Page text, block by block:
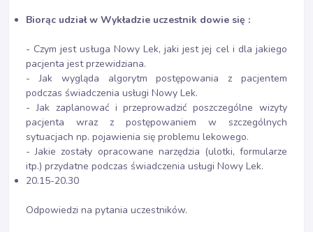
Biorąc udział w Wykładzie uczestnik dowie się :
- Czym jest usługa Nowy Lek, jaki jest jej cel i dla jakiego
pacjenta jest przewidziana.
- Jak wygląda algorytm postępowania z pacjentem
podczas świadczenia usługi Nowy Lek.
- Jak zaplanować i przeprowadzić poszczególne wizyty
pacjenta wraz z postępowaniem w szczególnych
sytuacjach np. pojawienia się problemu lekowego.
- Jakie zostały opracowane narzędzia (ulotki, formularze
itp.) przydatne podczas świadczenia usługi Nowy Lek.
20.15-20.30
Odpowiedzi na pytania uczestników.